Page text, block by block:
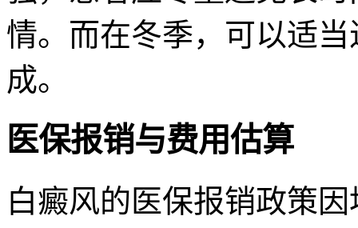
情。而在冬季，可以适
成。
医保报销与费用估算
白癜风的医保报销政策